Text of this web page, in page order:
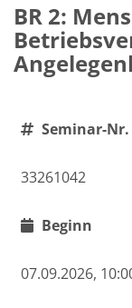
BR 2:
Seminar-Nr.
33261042
Beginn
07.09.2026,